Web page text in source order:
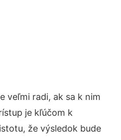
veľmi radi, ak sa k nim
je kľúčom k
že výsledok bude